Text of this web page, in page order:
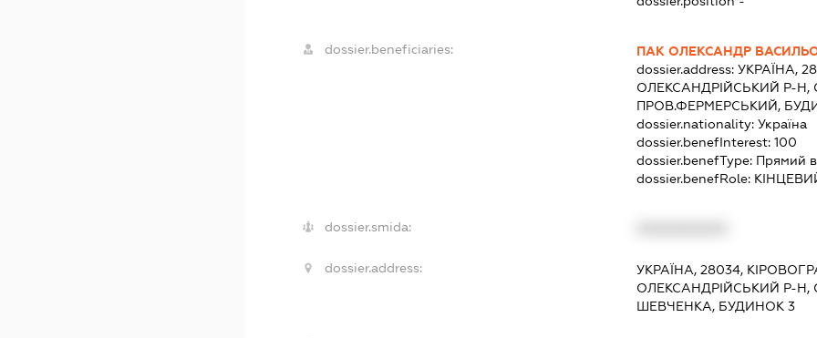
dossier.beneficiaries:
ПАК ОЛЕКСАНДР
dossier.address:УКРАЇНА,
ОЛЕКСАНДРІЙСЬКИЙ Р-Н,
ПРОВ.ФЕРМЕРСЬКИЙ,
dossier.nationality:Україна
dossier.benefInterest:100
dossier.benefType: Прямий
dossier.benefRole:
dossier.smida:
dossier.address:
УКРАЇНА, 28034,
ОЛЕКСАНДРІЙСЬКИЙ Р-Н,
ШЕВЧЕНКА, БУДИНОК 3